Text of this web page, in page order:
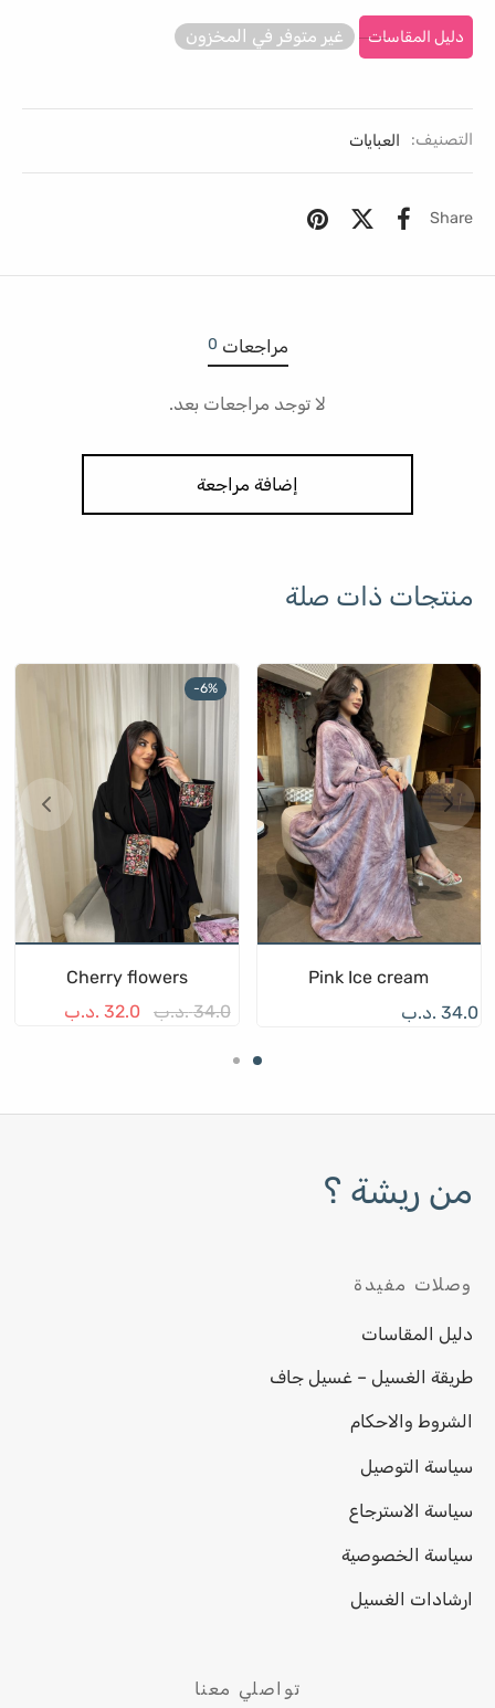
دليل المقاسات غير متوفر في المخزون
التصنيف: العبايات
Share
مراجعات 0
لا توجد مراجعات بعد.
إضافة مراجعة
منتجات ذات صلة
Pink Ice cream
34.0 .د.ب
-6%
Cherry flowers
34.0 .د.ب 32.0 .د.ب
من ريشة ؟
وصلات مفيدة
دليل المقاسات
طريقة الغسيل – غسيل جاف
الشروط والاحكام
سياسة التوصيل
سياسة الاسترجاع
سياسة الخصوصية
ارشادات الغسيل
تواصلي معنا